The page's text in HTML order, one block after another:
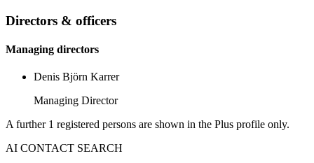
Directors & officers
Managing directors
Denis Björn Karrer
Managing Director
A further 1 registered persons are shown in the Plus profile only.
AI CONTACT SEARCH